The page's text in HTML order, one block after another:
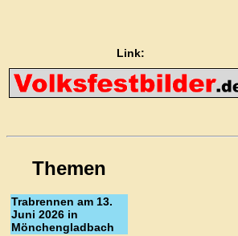
Link:
Themen
Trabrennen am 13.
Juni 2026 in
Mönchengladbach